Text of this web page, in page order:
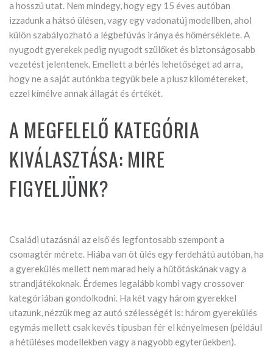
a hosszú utat. Nem mindegy, hogy egy 15 éves autóban
izzadunk a hátsó ülésen, vagy egy vadonatúj modellben, ahol
külön szabályozható a légbefúvás iránya és hőmérséklete. A
nyugodt gyerekek pedig nyugodt szülőket és biztonságosabb
vezetést jelentenek. Emellett a bérlés lehetőséget ad arra,
hogy ne a saját autónkba tegyük bele a plusz kilométereket,
ezzel kímélve annak állagát és értékét.
A MEGFELELŐ KATEGÓRIA
KIVÁLASZTÁSA: MIRE
FIGYELJÜNK?
Családi utazásnál az első és legfontosabb szempont a
csomagtér mérete. Hiába van öt ülés egy ferdehátú autóban, ha
a gyerekülés mellett nem marad hely a hűtőtáskának vagy a
strandjátékoknak. Érdemes legalább kombi vagy crossover
kategóriában gondolkodni. Ha két vagy három gyerekkel
utazunk, nézzük meg az autó szélességét is: három gyerekülés
egymás mellett csak kevés típusban fér el kényelmesen (például
a hétüléses modellekben vagy a nagyobb egyterűekben).